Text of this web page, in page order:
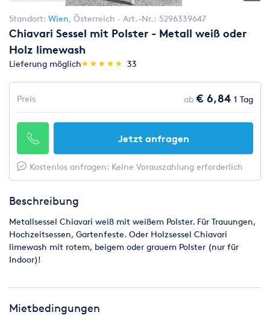
Standort: Wien, Österreich Art.-Nr.: 5296339647
Chiavari Sessel mit Polster - Metall weiß oder
Holz limewash
Lieferung möglich(*)
★
★
(*)★
★
(*) ★
★
(*) ★
★
(*) ★
★ 33
Preis ab € 6,84 1 Tag
Jetzt anfragen
Kostenlos anfragen: Keine Vorauszahlung erforderlich
Beschreibung
Metallsessel Chiavari weiß mit weißem Polster. Für Trauungen,
Hochzeitsessen, Gartenfeste. Oder Holzsessel Chiavari
limewash mit rotem, beigem oder grauem Polster (nur für
Indoor)!
Mietbedingungen